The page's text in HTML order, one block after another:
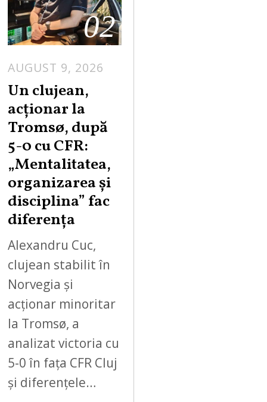
02
AUGUST 9, 2026
Un clujean,
acționar la
Tromsø, după
5-0 cu CFR:
„Mentalitatea,
organizarea și
disciplina” fac
diferența
Alexandru Cuc,
clujean stabilit în
Norvegia și
acționar minoritar
la Tromsø, a
analizat victoria cu
5-0 în fața CFR Cluj
și diferențele…